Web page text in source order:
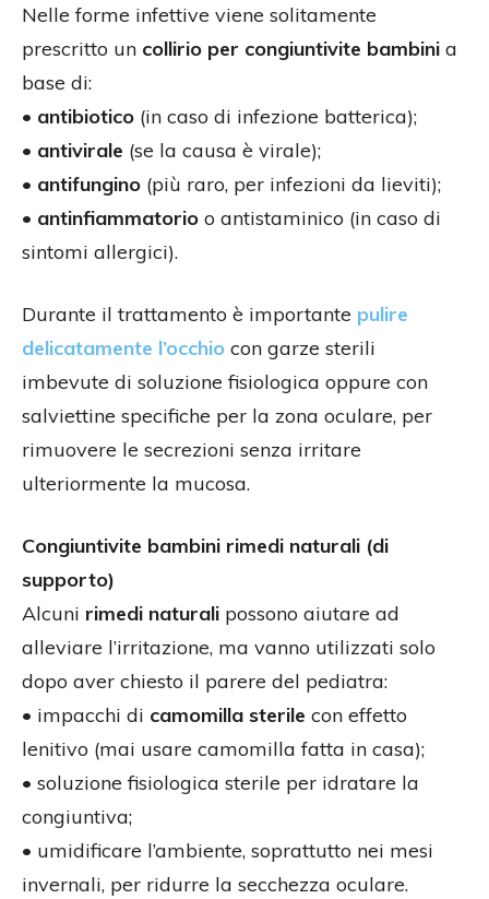
Nelle forme infettive viene solitamente
prescritto un collirio per congiuntivite bambini a
base di:
• antibiotico (in caso di infezione batterica);
• antivirale (se la causa è virale);
• antifungino (più raro, per infezioni da lieviti);
• antinfiammatorio o antistaminico (in caso di
sintomi allergici).
Durante il trattamento è importante pulire
delicatamente l’occhio con garze sterili
imbevute di soluzione fisiologica oppure con
salviettine specifiche per la zona oculare, per
rimuovere le secrezioni senza irritare
ulteriormente la mucosa.
Congiuntivite bambini rimedi naturali (di
supporto)
Alcuni rimedi naturali possono aiutare ad
alleviare l’irritazione, ma vanno utilizzati solo
dopo aver chiesto il parere del pediatra:
• impacchi di camomilla sterile con effetto
lenitivo (mai usare camomilla fatta in casa);
• soluzione fisiologica sterile per idratare la
congiuntiva;
• umidificare l’ambiente, soprattutto nei mesi
invernali, per ridurre la secchezza oculare.